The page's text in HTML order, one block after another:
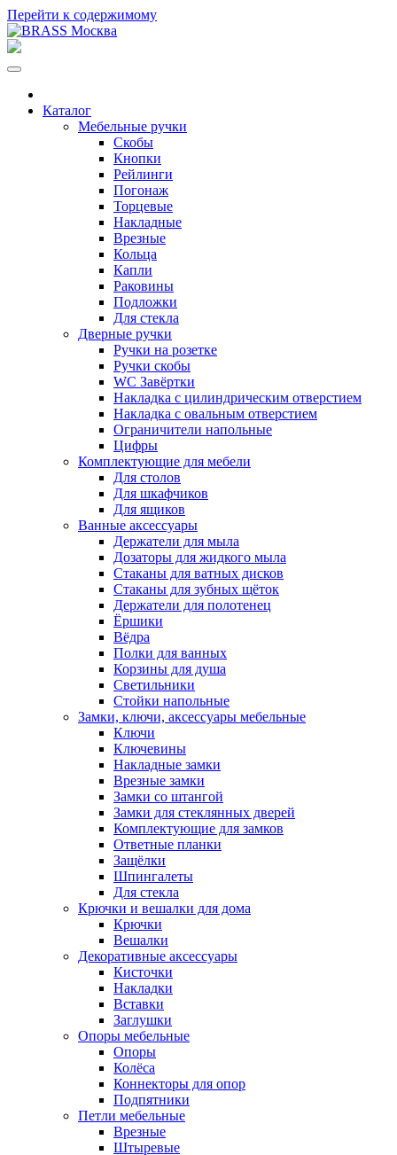
Перейти к содержимому
Каталог
Мебельные ручки
Скобы
Кнопки
Рейлинги
Погонаж
Торцевые
Накладные
Врезные
Кольца
Капли
Раковины
Подложки
Для стекла
Дверные ручки
Ручки на розетке
Ручки скобы
WC Завёртки
Накладка с цилиндрическим отверстием
Накладка с овальным отверстием
Ограничители напольные
Цифры
Комплектующие для мебели
Для столов
Для шкафчиков
Для ящиков
Ванные аксессуары
Держатели для мыла
Дозаторы для жидкого мыла
Стаканы для ватных дисков
Стаканы для зубных щёток
Держатели для полотенец
Ёршики
Вёдра
Полки для ванных
Корзины для душа
Светильники
Стойки напольные
Замки, ключи, аксессуары мебельные
Ключи
Ключевины
Накладные замки
Врезные замки
Замки со штангой
Замки для стеклянных дверей
Комплектующие для замков
Ответные планки
Защёлки
Шпингалеты
Для стекла
Крючки и вешалки для дома
Крючки
Вешалки
Декоративные аксессуары
Кисточки
Накладки
Вставки
Заглушки
Опоры мебельные
Опоры
Колёса
Коннекторы для опор
Подпятники
Петли мебельные
Врезные
Штыревые